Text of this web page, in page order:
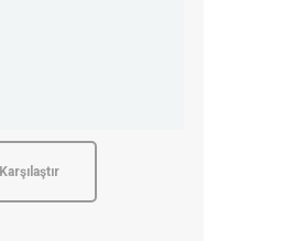
Karşılaştır